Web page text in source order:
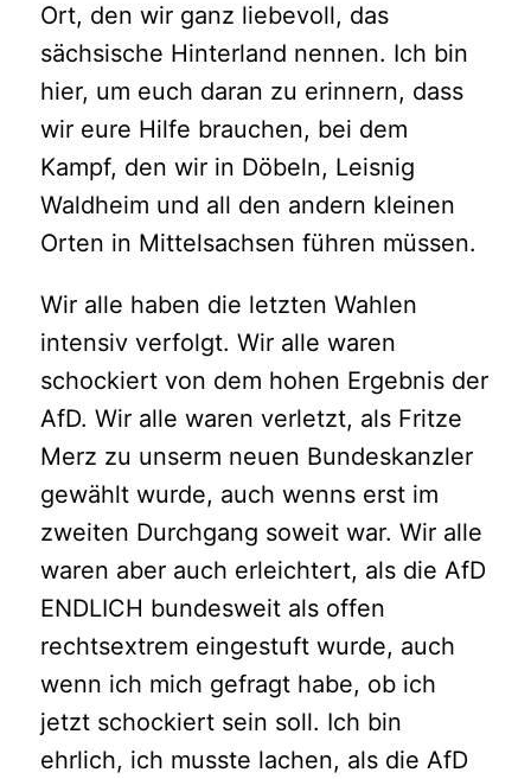
Ort, den wir ganz liebevoll, das
sächsische Hinterland nennen. Ich bin
hier, um euch daran zu erinnern, dass
wir eure Hilfe brauchen, bei dem
Kampf, den wir in Döbeln, Leisnig
Waldheim und all den andern kleinen
Orten in Mittelsachsen führen müssen.
Wir alle haben die letzten Wahlen
intensiv verfolgt. Wir alle waren
schockiert von dem hohen Ergebnis der
AfD. Wir alle waren verletzt, als Fritze
Merz zu unserm neuen Bundeskanzler
gewählt wurde, auch wenns erst im
zweiten Durchgang soweit war. Wir alle
waren aber auch erleichtert, als die AfD
ENDLICH bundesweit als offen
rechtsextrem eingestuft wurde, auch
wenn ich mich gefragt habe, ob ich
jetzt schockiert sein soll. Ich bin
ehrlich, ich musste lachen, als die AfD